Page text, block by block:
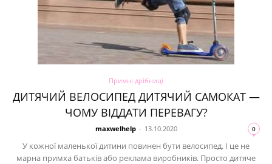
Примні дрібниці
ДИТЯЧИЙ ВЕЛОСИПЕД ДИТЯЧИЙ САМОКАТ —
ЧОМУ ВІДДАТИ ПЕРЕВАГУ?
maxwelhelp - 13.10.2020 0
У кожної маленької дитини повинен бути велосипед. І це не
марна примха батьків або реклама виробників. Просто дитяче